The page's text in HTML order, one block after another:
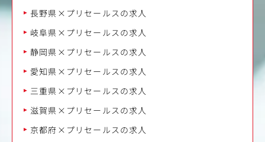
長野県×プリセールスの求人
岐阜県×プリセールスの求人
静岡県×プリセールスの求人
愛知県×プリセールスの求人
三重県×プリセールスの求人
滋賀県×プリセールスの求人
京都府×プリセールスの求人